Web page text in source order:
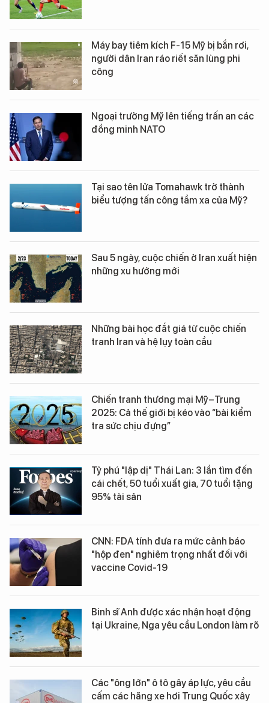
Máy bay tiêm kích F-15 Mỹ bị bắn rơi,
người dân Iran ráo riết săn lùng phi
công
Ngoại trưởng Mỹ lên tiếng trấn an các
đồng minh NATO
Tại sao tên lửa Tomahawk trở thành
biểu tượng tấn công tầm xa của Mỹ?
Sau 5 ngày, cuộc chiến ở Iran xuất hiện
những xu hướng mới
Những bài học đắt giá từ cuộc chiến
tranh Iran và hệ lụy toàn cầu
Chiến tranh thương mại Mỹ–Trung
2025: Cả thế giới bị kéo vào “bài kiểm
tra sức chịu đựng”
Tỷ phú "lập dị" Thái Lan: 3 lần tìm đến
cái chết, 50 tuổi xuất gia, 70 tuổi tặng
95% tài sản
CNN: FDA tính đưa ra mức cảnh báo
"hộp đen" nghiêm trọng nhất đối với
vaccine Covid-19
Binh sĩ Anh được xác nhận hoạt động
tại Ukraine, Nga yêu cầu London làm rõ
Các "ông lớn" ô tô gây áp lực, yêu cầu
cấm các hãng xe hơi Trung Quốc xây